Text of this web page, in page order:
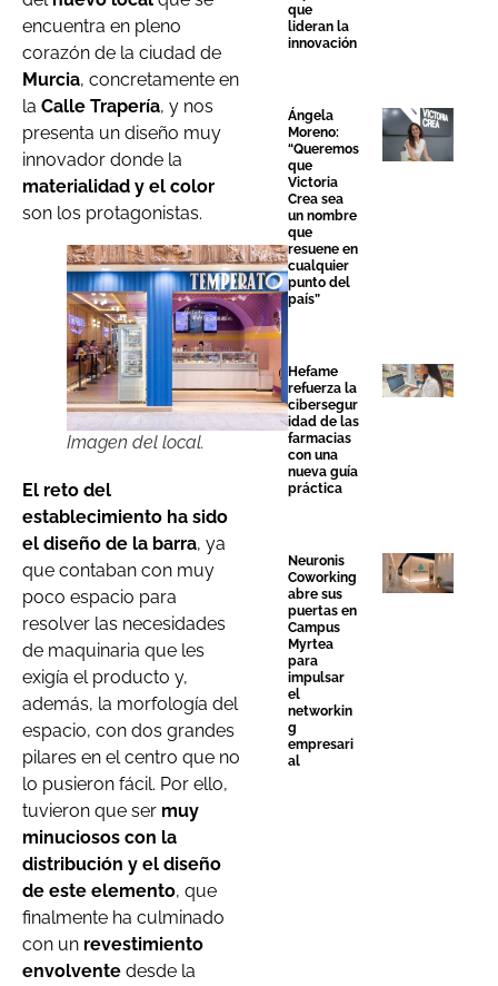
encuentra en pleno
corazón de la ciudad de
Murcia, concretamente en
la Calle Trapería, y nos
presenta un diseño muy
innovador donde la
materialidad y el color
son los protagonistas.
Imagen del local.
El reto del
establecimiento ha sido
el diseño de la barra, ya
que contaban con muy
poco espacio para
resolver las necesidades
de maquinaria que les
exigía el producto y,
además, la morfología del
espacio, con dos grandes
pilares en el centro que no
lo pusieron fácil. Por ello,
tuvieron que ser muy
minuciosos con la
distribución y el diseño
de este elemento, que
finalmente ha culminado
con un revestimiento
envolvente desde la
que
lideran la
innovación
Ángela
Moreno:
“Queremos
que
Victoria
Crea sea
un nombre
que
resuene en
cualquier
punto del
país”
Hefame
refuerza la
cibersegur
idad de las
farmacias
con una
nueva guía
práctica
Neuronis
Coworking
abre sus
puertas en
Campus
Myrtea
para
impulsar
el
networkin
g
empresari
al